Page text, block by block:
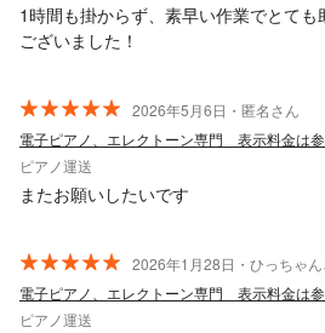
1時間も掛からず、素早い作業でとても
ございました！
2026年5月6日・匿名さん
ピアノ運送
またお願いしたいです
2026年1月28日・ひっちゃん
ピアノ運送